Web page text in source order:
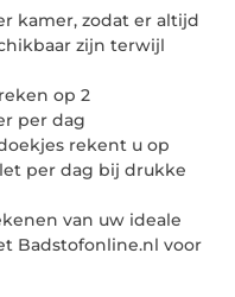
kamer, zodat er altijd
zijn terwijl
reken op 2
per dag
rekent u op
per dag bij drukke
van uw ideale
Badstofonline.nl voor